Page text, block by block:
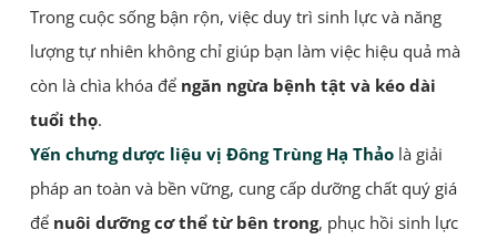
Trong cuộc sống bận rộn, việc duy trì sinh lực và năng
lượng tự nhiên không chỉ giúp bạn làm việc hiệu quả mà
còn là chìa khóa để ngăn ngừa bệnh tật và kéo dài
tuổi thọ.
Yến chưng dược liệu vị Đông Trùng Hạ Thảolà giải
pháp an toàn và bền vững, cung cấp dưỡng chất quý giá
để nuôi dưỡng cơ thể từ bên trong, phục hồi sinh lực